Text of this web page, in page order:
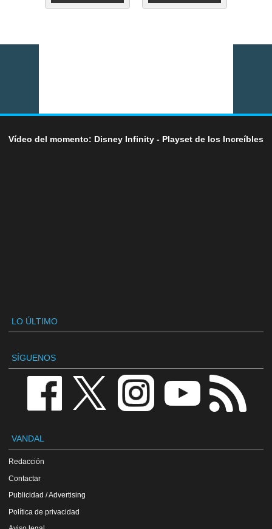
Vídeo del momento: Disney Infinity - Playset de los Increíbles
LO ÚLTIMO
SÍGUENOS
VANDAL
Redacción
Contactar
Publicidad / Advertising
Política de privacidad